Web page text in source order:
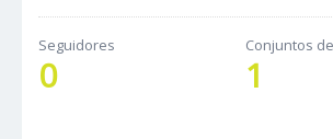
Seguidores
0
Conjuntos
1